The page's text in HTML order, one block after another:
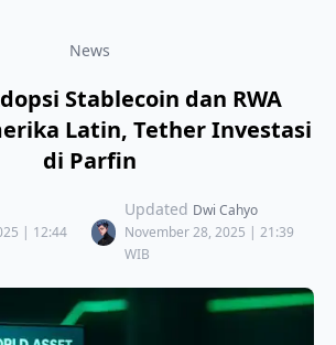
News
Stablecoin dan RWA
Latin, Tether Investasi
di Parfin
| 12:44
Updated Dwi Cahyo
November 28, 2025 | 21:39
WIB